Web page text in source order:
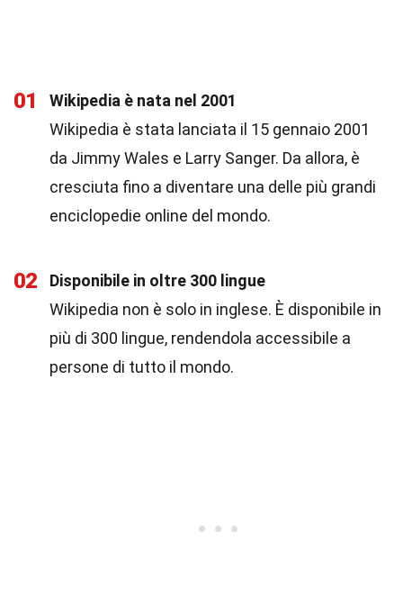
01
Wikipedia è nata nel 2001
Wikipedia è stata lanciata il 15 gennaio 2001
da Jimmy Wales e Larry Sanger. Da allora, è
cresciuta fino a diventare una delle più grandi
enciclopedie online del mondo.
02
Disponibile in oltre 300 lingue
Wikipedia non è solo in inglese. È disponibile in
più di 300 lingue, rendendola accessibile a
persone di tutto il mondo.